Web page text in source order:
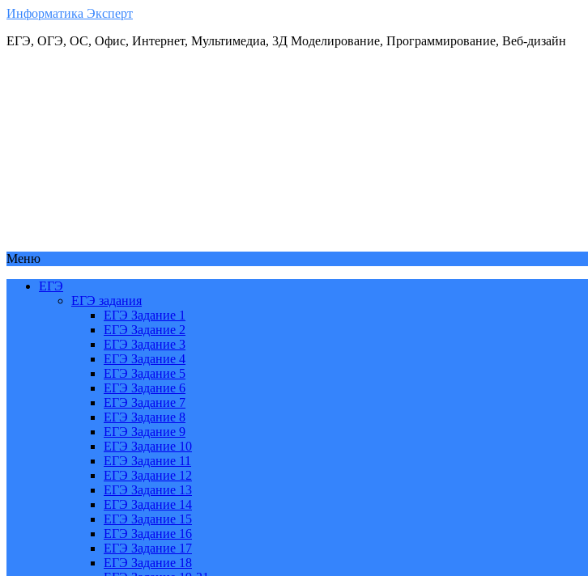
Информатика Эксперт
ЕГЭ, ОГЭ, ОС, Офис, Интернет, Мультимедиа, 3Д Моделирование, Программирование, Веб-дизайн
Меню
ЕГЭ
ЕГЭ задания
ЕГЭ Задание 1
ЕГЭ Задание 2
ЕГЭ Задание 3
ЕГЭ Задание 4
ЕГЭ Задание 5
ЕГЭ Задание 6
ЕГЭ Задание 7
ЕГЭ Задание 8
ЕГЭ Задание 9
ЕГЭ Задание 10
ЕГЭ Задание 11
ЕГЭ Задание 12
ЕГЭ Задание 13
ЕГЭ Задание 14
ЕГЭ Задание 15
ЕГЭ Задание 16
ЕГЭ Задание 17
ЕГЭ Задание 18